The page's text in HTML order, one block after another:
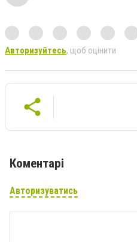
Авторизуйтесь, щоб оцінити
Коментарі
Авторизуватись